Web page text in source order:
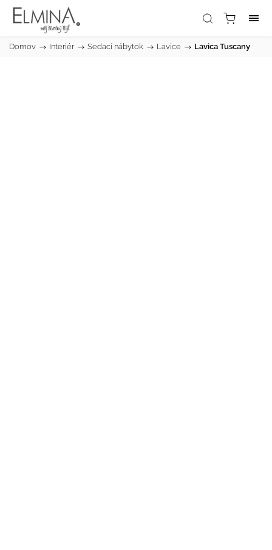
Domov / Interiér / Sedací nábytok / Lavice / Lavica Tuscany